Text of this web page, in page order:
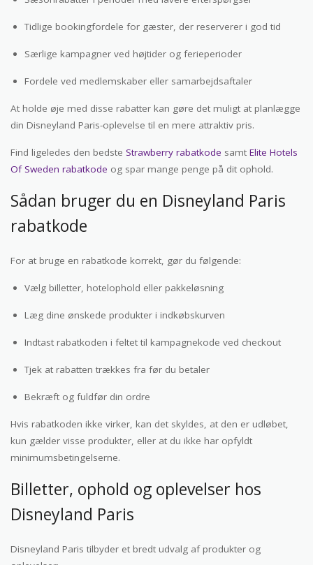
Tidlige bookingfordele for gæster, der reserverer i god tid
Særlige kampagner ved højtider og ferieperioder
Fordele ved medlemskaber eller samarbejdsaftaler
At holde øje med disse rabatter kan gøre det muligt at planlægge
din Disneyland Paris-oplevelse til en mere attraktiv pris.
Find ligeledes den bedste Strawberry rabatkode samt Elite Hotels
Of Sweden rabatkode og spar mange penge på dit ophold.
Sådan bruger du en Disneyland Paris
rabatkode
For at bruge en rabatkode korrekt, gør du følgende:
Vælg billetter, hotelophold eller pakkeløsning
Læg dine ønskede produkter i indkøbskurven
Indtast rabatkoden i feltet til kampagnekode ved checkout
Tjek at rabatten trækkes fra før du betaler
Bekræft og fuldfør din ordre
Hvis rabatkoden ikke virker, kan det skyldes, at den er udløbet,
kun gælder visse produkter, eller at du ikke har opfyldt
minimumsbetingelserne.
Billetter, ophold og oplevelser hos
Disneyland Paris
Disneyland Paris tilbyder et bredt udvalg af produkter og